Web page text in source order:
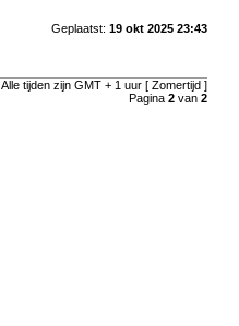
Geplaatst: 19 okt 2025 23:43
Alle tijden zijn GMT + 1 uur [ Zomertijd ]
Pagina 2van 2